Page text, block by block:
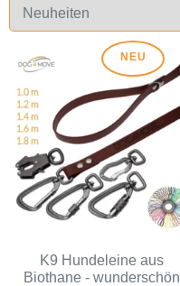
NEU
K9 Hundeleine aus
Biothane - wunderschön